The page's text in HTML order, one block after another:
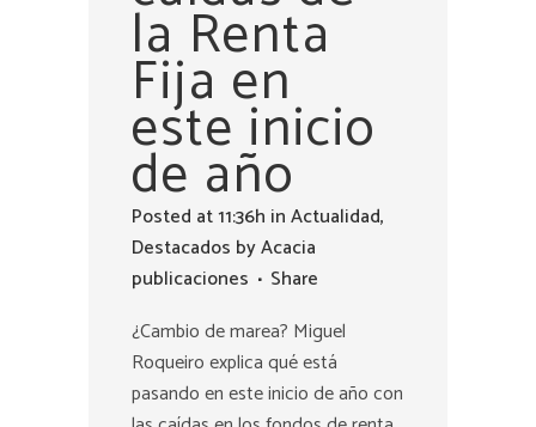
la Renta
Fija en
este inicio
de año
Posted at 11:36h inActualidad,
Destacados byAcacia
publicaciones
Share
¿Cambio de marea? Miguel
Roqueiro explica qué está
pasando en este inicio de año con